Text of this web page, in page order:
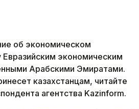
об экономическом
экономическим
Арабскими Эмиратами.
казахстанцам, читайте
агентства Kazinform.